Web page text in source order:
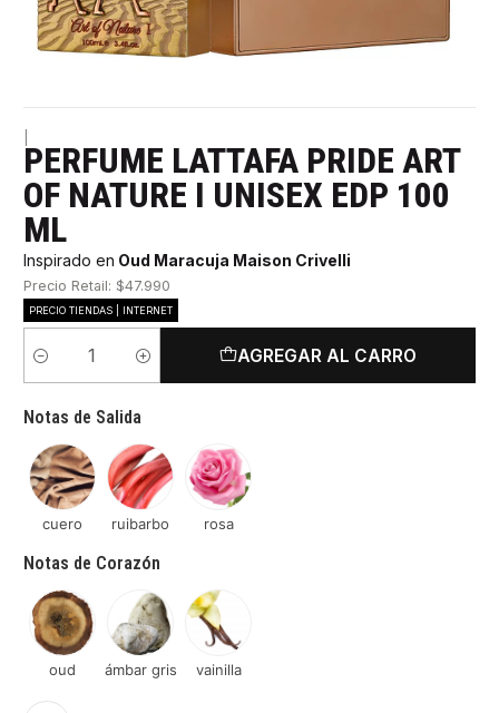
PERFUME LATTAFA PRIDE ART
OF NATURE I UNISEX EDP 100
ML
Inspirado en Oud Maracuja Maison Crivelli
Precio Retail: $47.990
PRECIO TIENDAS | INTERNET
Cantidad
AGREGAR AL CARRO
Notas de Salida
cuero ruibarbo rosa
Notas de Corazón
oud ámbar gris vainilla